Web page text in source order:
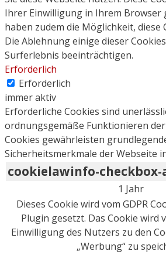
Ihrer Einwilligung in Ihrem Browser
haben zudem die Möglichkeit, diese
Die Ablehnung einige dieser
Surferlebnis beeinträchtigen.
Erforderlich
Erforderlich
immer aktiv
Erforderliche Cookies sind
ordnungsgemäße Funktionieren der
Cookies gewährleisten
Sicherheitsmerkmale der Webseite
cookielawinfo-
1 Jahr
Dieses Cookie wird vom GDPR
Plugin gesetzt. Das Cookie wird
Einwilligung des Nutzers zu den
„Werbung“ zu